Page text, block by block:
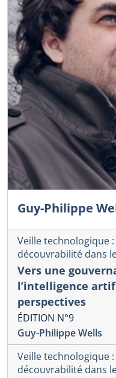
Guy-Philippe
Veille technologique :
découvrabilité dans
Vers une
l’intelligence
perspectives
ÉDITION N°9
Guy-Philippe Wells
Veille technologique :
découvrabilité dans